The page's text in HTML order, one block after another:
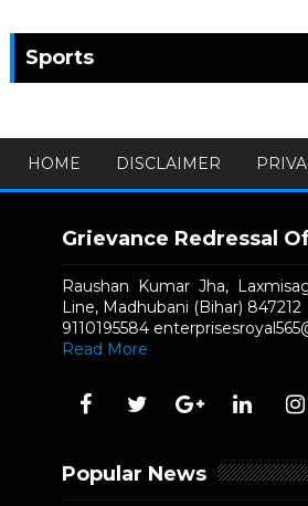
Sports
HOME DISCLAIMER
Grievance Redressal
Raushan Kumar Jha,
Line, Madhubani (Bihar) 847212
9110195584
Read More
Popular News